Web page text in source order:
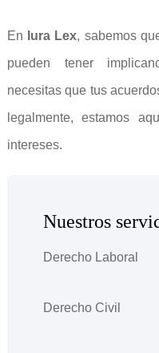
En Iura Lex, sabemos
pueden tener
necesitas que tus
legalmente, estamos
intereses.
Nuestros
Derecho Laboral
Derecho Civil